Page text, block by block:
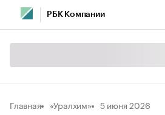
РБК Компании
Главная «Уралхим» 5 июня 2026